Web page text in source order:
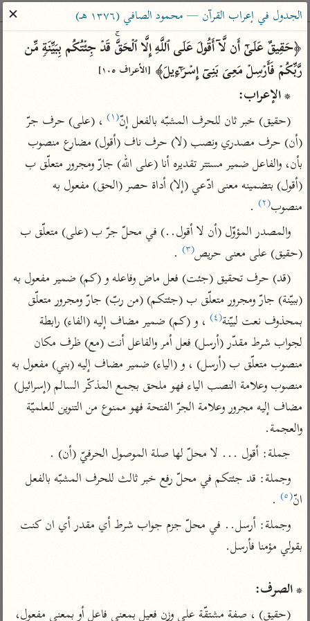
ساهم معنا في نشر القرآن والعلم الشرعي
الباحث القرآني
بحث تفسير علوم
Type 2 or more characters for results.
Type 1 or more
characters for results.
أمّهات
تفسير الطبري
تفسير ابن كثير
تفسير القرطبي
تفسير البغوي
جمع الأقوال
تفسير ابن الجوزي
تفسير الماوردي
منتقاة
تفسير ابن القيم
تفسير ابن تيمية
عامّة
تفسير السمعاني
تفسير مكّي
للقاسمي
تفسير الثعالبي
عامّة
فتح البيان للقنوجي
فتح القدير للشوكاني
تفسير ابن جزي
موسوعات
تفسير الآلوسي
تفسير الرازي
أخرى
أضواء البيان
لغة وبلاغة
المحرر الوجيز لابن
معاصرة
الميسر
المختصر في
التفسير
أيسر التفاسير
القرآن – تدبر وعمل
تفسير ابن عثيمين
مركَّزة العبارة
تفسير الجلالين
تفسير البيضاوي
تفسير النسفي
تفسير ابن أبي زمنين
الجدول في إعراب القرآن — محمود الصافي (١٣٧٦ هـ)
✕
رَّبِّكُمۡ فَأَرۡسِلۡ مَعِیَ بَنِیۤ إِسۡرَ ٰ⁠ۤءِیلَ﴾ [الأعراف ١٠٥]
* الإعراب:
(حقيق) خبر ثان للحرف المشبّه بالفعل إنّ(١)
، (على) حرف جرّ
منصوب(٢)
.
(حقيق) على معنى حريص(٣)
.
بمحذوف نعت لبيّنة(٤)
والعجمة.
جملة: أقول ... لا محلّ لها صلة الموصول الحرفيّ (أن) .
انّ(٥)
.
* الصرف: